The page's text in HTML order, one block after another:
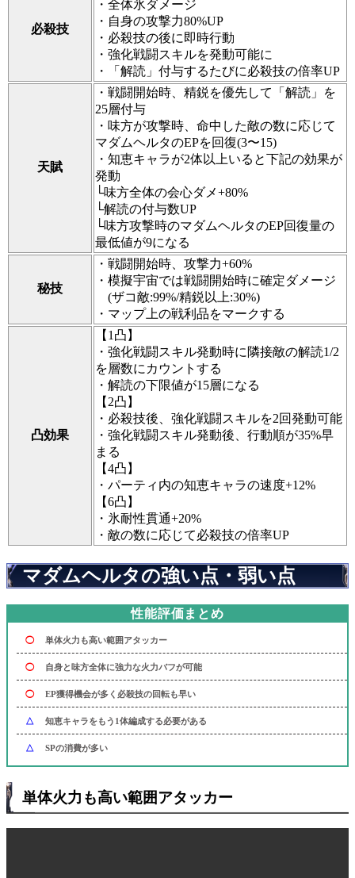
必殺技
・全体氷ダメージ
・自身の攻撃力80%UP
・必殺技の後に即時行動
・強化戦闘スキルを発動可能に
・「解読」付与するたびに必殺技の倍率UP
天賦
・戦闘開始時、精鋭を優先して「解読」を
25層付与
・味方が攻撃時、命中した敵の数に応じて
マダムヘルタのEPを回復(3〜15)
・知恵キャラが2体以上いると下記の効果が
発動
└味方全体の会心ダメ+80%
└解読の付与数UP
└味方攻撃時のマダムヘルタのEP回復量の
最低値が9になる
秘技
・戦闘開始時、攻撃力+60%
・模擬宇宙では戦闘開始時に確定ダメージ
(ザコ敵:99%/精鋭以上:30%)
・マップ上の戦利品をマークする
凸効果
【1凸】
・強化戦闘スキル発動時に隣接敵の解読1/2
を層数にカウントする
・解読の下限値が15層になる
【2凸】
・必殺技後、強化戦闘スキルを2回発動可能
・強化戦闘スキル発動後、行動順が35%早
まる
【4凸】
・パーティ内の知恵キャラの速度+12%
【6凸】
・氷耐性貫通+20%
・敵の数に応じて必殺技の倍率UP
マダムヘルタの強い点・弱い点
性能評価まとめ
◯単体火力も高い範囲アタッカー
◯自身と味方全体に強力な火力バフが可能
◯EP獲得機会が多く必殺技の回転も早い
△ 知恵キャラをもう1体編成する必要がある
△ SPの消費が多い
単体火力も高い範囲アタッカー